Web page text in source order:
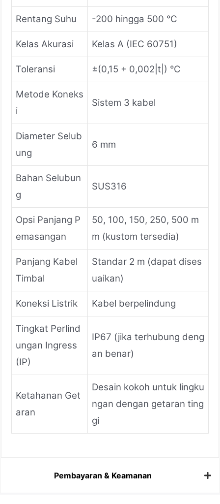
Rentang Suhu -200 hingga 500 °C
Kelas Akurasi Kelas A (IEC 60751)
Toleransi ±(0,15 + 0,002|t|) °C
Metode Koneks
i
Sistem 3 kabel
Diameter Selub
ung
6 mm
Bahan Selubun
g
SUS316
Opsi Panjang P
emasangan
50, 100, 150, 250, 500 m
m (kustom tersedia)
Panjang Kabel
Timbal
Standar 2 m (dapat dises
uaikan)
Koneksi Listrik Kabel berpelindung
Tingkat Perlind
ungan Ingress
(IP)
IP67 (jika terhubung deng
an benar)
Ketahanan Get
aran
Desain kokoh untuk lingku
ngan dengan getaran ting
gi
Pembayaran & Keamanan